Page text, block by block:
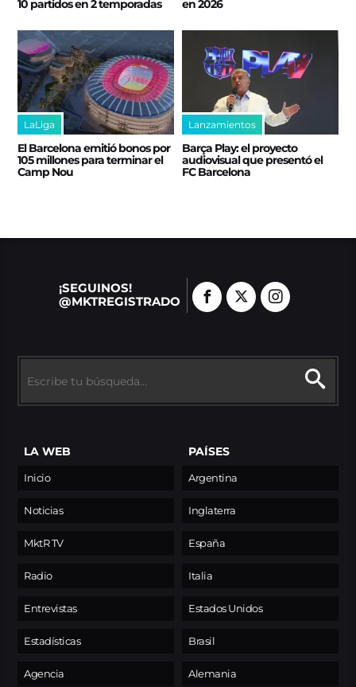
10 partidos en 2 temporadas
en 2026
LaLiga
El Barcelona emitió bonos por
105 millones para terminar el
Camp Nou
Lanzamientos
Barça Play: el proyecto
audiovisual que presentó el
FC Barcelona
¡SEGUINOS!
@MKTREGISTRADO
LA WEB
Inicio
Noticias
MktR TV
Radio
Entrevistas
Estadísticas
Agencia
PAÍSES
Argentina
Inglaterra
España
Italia
Estados Unidos
Brasil
Alemania